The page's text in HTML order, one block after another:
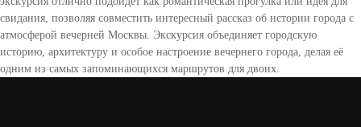
свидания, позволяя совместить интересный рассказ об истории города с
атмосферой вечерней Москвы. Экскурсия объединяет городскую
историю, архитектуру и особое настроение вечернего города, делая её
одним из самых запоминающихся маршрутов для двоих.